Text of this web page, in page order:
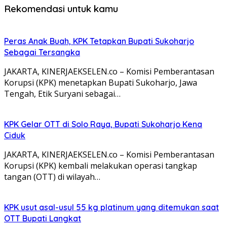
Rekomendasi untuk kamu
Peras Anak Buah, KPK Tetapkan Bupati Sukoharjo
Sebagai Tersangka
JAKARTA, KINERJAEKSELEN.co – Komisi Pemberantasan
Korupsi (KPK) menetapkan Bupati Sukoharjo, Jawa
Tengah, Etik Suryani sebagai…
KPK Gelar OTT di Solo Raya, Bupati Sukoharjo Kena
Ciduk
JAKARTA, KINERJAEKSELEN.co – Komisi Pemberantasan
Korupsi (KPK) kembali melakukan operasi tangkap
tangan (OTT) di wilayah…
KPK usut asal-usul 55 kg platinum yang ditemukan saat
OTT Bupati Langkat